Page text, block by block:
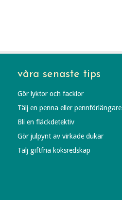
våra senaste tips
Gör lyktor och facklor
Tälj en penna eller pennförlängare
Bli en fläckdetektiv
Gör julpynt av virkade dukar
Tälj giftfria köksredskap